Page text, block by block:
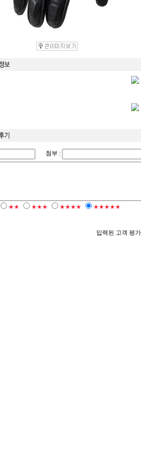
첨부 :
★★ ★★★ ★★★★ ★★★★★
입력된 고객 평